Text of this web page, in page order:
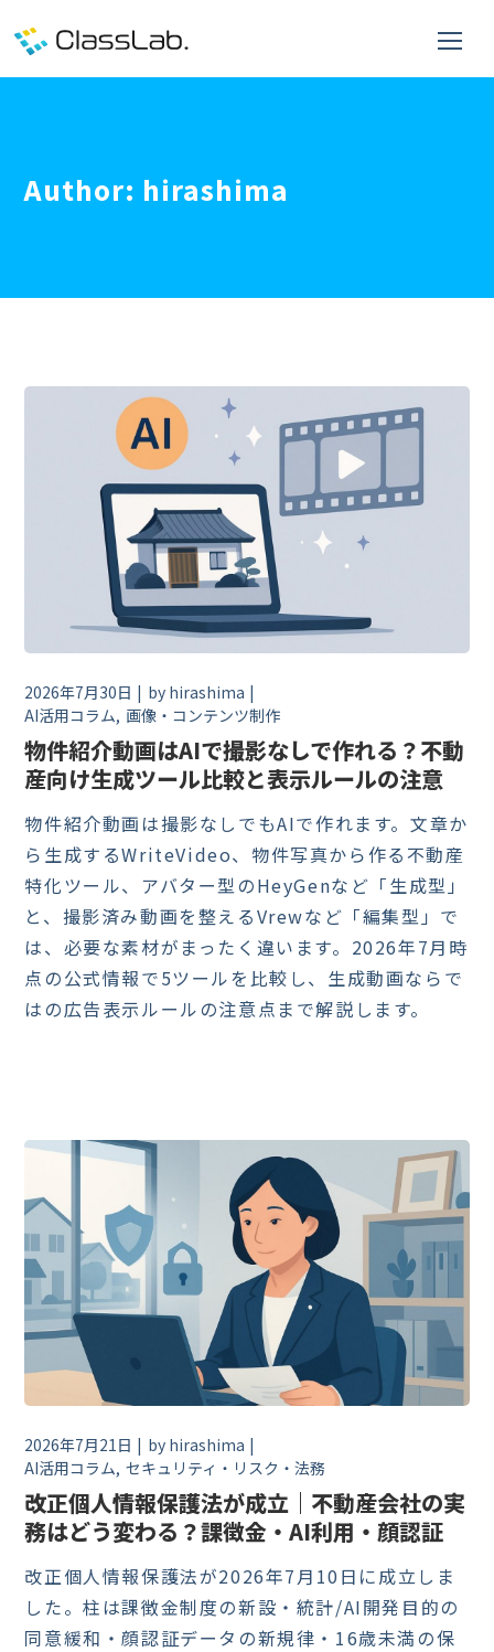
Author: hirashima
2026年7月30日 by hirashima
AI活用コラム 画像・コンテンツ制作
物件紹介動画はAIで撮影なしで作れる？不動
産向け生成ツール比較と表示ルールの注意
物件紹介動画は撮影なしでもAIで作れます。文章か
ら生成するWriteVideo、物件写真から作る不動産
特化ツール、アバター型のHeyGenなど「生成型」
と、撮影済み動画を整えるVrewなど「編集型」で
は、必要な素材がまったく違います。2026年7月時
点の公式情報で5ツールを比較し、生成動画ならで
はの広告表示ルールの注意点まで解説します。
2026年7月21日 by hirashima
AI活用コラム セキュリティ・リスク・法務
改正個人情報保護法が成立｜不動産会社の実
務はどう変わる？課徴金・AI利用・顔認証
改正個人情報保護法が2026年7月10日に成立しま
した。柱は課徴金制度の新設・統計/AI開発目的の
同意緩和・顔認証データの新規律・16歳未満の保